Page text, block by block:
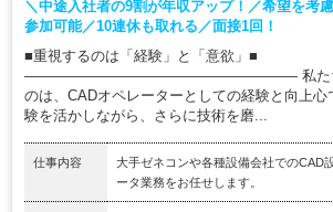
＼中途入社者の9割が年収アップ！／希望を考
参加可能／10連休も取れる／面接1回！
■重視するのは「経験」と「意欲」■
――――――――――――――――――― 私たちが
のは、CADオペレーターとしての経験と向上
験を活かしながら、さらに技術を磨...
仕事内容
大手ゼネコンや各種設備会社でのCAD
ータ業務をお任せします。